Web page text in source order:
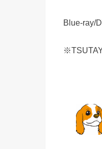
Blue-ray/